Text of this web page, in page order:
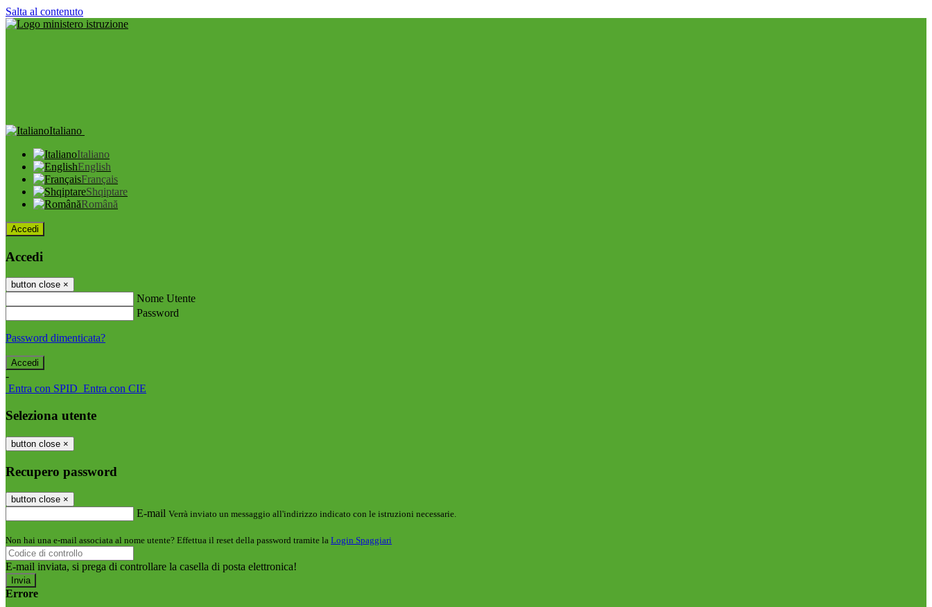
Salta al contenuto
Italiano
Italiano
English
Français
Shqiptare
Română
Accedi
Accedi
button close ×
Nome Utente
Password
Password dimenticata?
-
Entra con SPID Entra con CIE
Seleziona utente
button close ×
Recupero password
button close ×
E-mail Verrà inviato un messaggio all'indirizzo indicato con le istruzioni necessarie.
Non hai una e-mail associata al nome utente? Effettua il reset della password tramite la Login Spaggiari
E-mail inviata, si prega di controllare la casella di posta elettronica!
Errore